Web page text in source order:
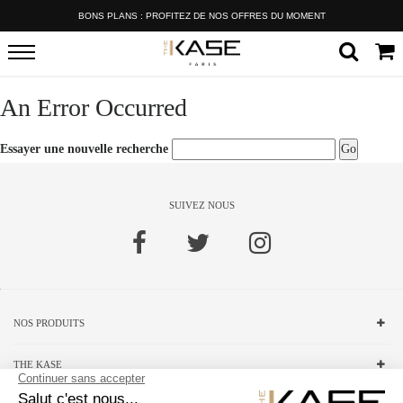
BONS PLANS : PROFITEZ DE NOS OFFRES DU MOMENT
An Error Occurred
Essayer une nouvelle recherche Go
SUIVEZ NOUS
NOS PRODUITS
THE KASE